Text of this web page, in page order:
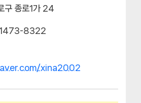
구 종로1가 24
8322
xina2002